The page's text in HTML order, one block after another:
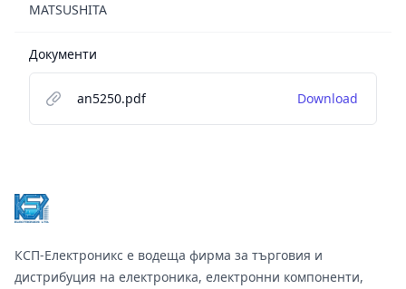
MATSUSHITA
Документи
an5250.pdf Download
КСП-Електроникс е водеща фирма за търговия и
дистрибуция на електроника, електронни компоненти,